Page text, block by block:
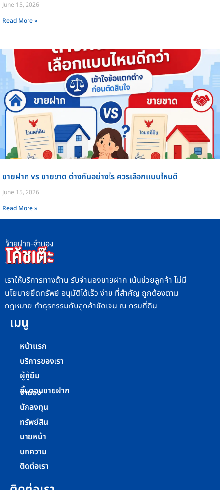
June 15, 2026
Read More »
ขายฝาก vs ขายขาด ต่างกันอย่างไร ควรเลือกแบบไหนดี
June 15, 2026
Read More »
เราให้บริการทางด้าน รับจำนองขายฝาก เน้นช่วยลูกค้า ไม่มี
นโยบายยึดทรัพย์ อนุมัติได้เร็ว ง่าย ที่สำคัญ ถูกต้องตาม
กฎหมาย ทำธุรกรรมกับลูกค้าชัดเจน ณ กรมที่ดิน
เมนู
หน้าแรก
บริการของเรา
ผู้กู้ยืม
ขั้นตอนขายฝาก
จำนอง
นักลงทุน
ทรัพย์สิน
นายหน้า
บทความ
ติดต่อเรา